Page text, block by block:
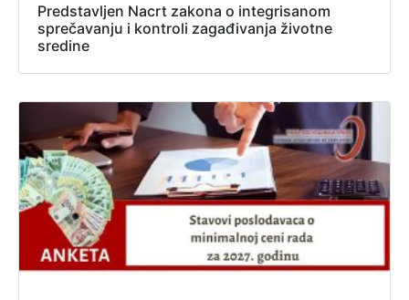
Predstavljen Nacrt zakona o integrisanom
sprečavanju i kontroli zagađivanja životne
sredine